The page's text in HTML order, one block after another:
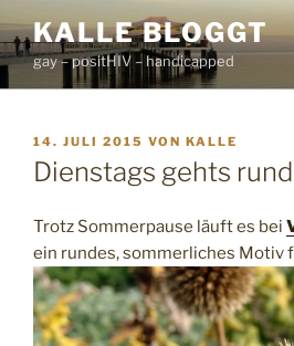
Inhalt
springen
KALLE BLOGGT
gay – positHIV – handicapped
VERÖFFENTLICHT
AM
14. JULI 2015 VON KALLE
Dienstags gehts
Trotz Sommerpause läuft es bei
ein rundes, sommerliches Motiv